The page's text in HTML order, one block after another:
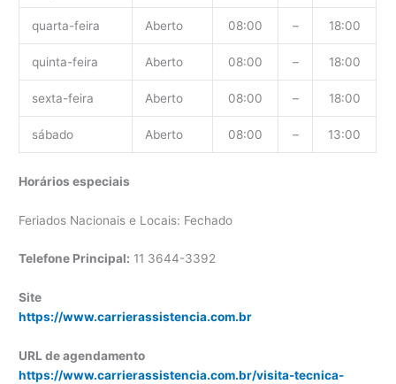
quarta-feira Aberto 08:00 – 18:00
quinta-feira Aberto 08:00 – 18:00
sexta-feira Aberto 08:00 – 18:00
sábado Aberto 08:00 – 13:00
Horários especiais
Feriados Nacionais e Locais: Fechado
Telefone Principal: 11 3644-3392
Site
https://www.carrierassistencia.com.br
URL de agendamento
https://www.carrierassistencia.com.br/visita-tecnica-